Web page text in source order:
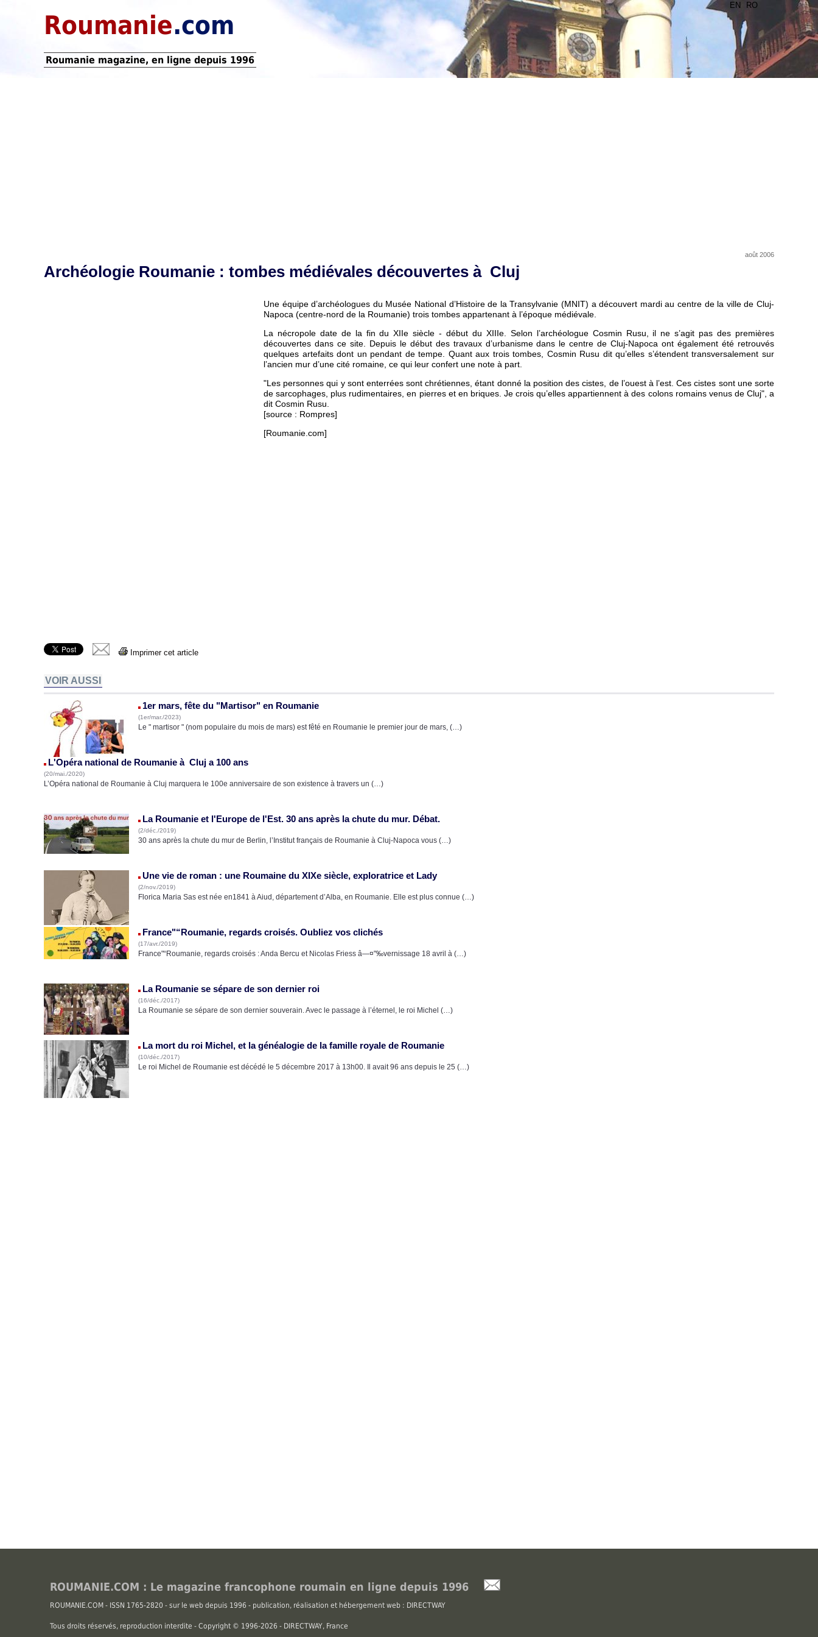
EN RO
Roumanie.com
Roumanie magazine, en ligne depuis 1996
août 2006
Archéologie Roumanie : tombes médiévales découvertes à Cluj
Une équipe d’archéologues du Musée National d’Histoire de la Transylvanie (MNIT) a découvert mardi au centre de la ville de Cluj-
Napoca (centre-nord de la Roumanie) trois tombes appartenant à l’époque médiévale.
La nécropole date de la fin du XIIe siècle - début du XIIIe. Selon l’archéologue Cosmin Rusu, il ne s’agit pas des premières
découvertes dans ce site. Depuis le début des travaux d’urbanisme dans le centre de Cluj-Napoca ont également été retrouvés
quelques artefaits dont un pendant de tempe. Quant aux trois tombes, Cosmin Rusu dit qu’elles s’étendent transversalement sur
l’ancien mur d’une cité romaine, ce qui leur confert une note à part.
"Les personnes qui y sont enterrées sont chrétiennes, étant donné la position des cistes, de l’ouest à l’est. Ces cistes sont une sorte
de sarcophages, plus rudimentaires, en pierres et en briques. Je crois qu’elles appartiennent à des colons romains venus de Cluj", a
dit Cosmin Rusu.
[source : Rompres]
[Roumanie.com]
Imprimer cet article
VOIR AUSSI
1er mars, fête du "Martisor" en Roumanie
(1er/mar./2023)
Le " martisor " (nom populaire du mois de mars) est fêté en Roumanie le premier jour de mars, (…)
L'Opéra national de Roumanie à Cluj a 100 ans
(20/mai./2020)
L’Opéra national de Roumanie à Cluj marquera le 100e anniversaire de son existence à travers un (…)
La Roumanie et l'Europe de l'Est. 30 ans après la chute du mur. Débat.
(2/déc./2019)
30 ans après la chute du mur de Berlin, l’Institut français de Roumanie à Cluj-Napoca vous (…)
Une vie de roman : une Roumaine du XIXe siècle, exploratrice et Lady
(2/nov./2019)
Florica Maria Sas est née en1841 à Aiud, département d’Alba, en Roumanie. Elle est plus connue (…)
France"“Roumanie, regards croisés. Oubliez vos clichés
(17/avr./2019)
France"“Roumanie, regards croisés : Anda Bercu et Nicolas Friess â—¤"‰vernissage 18 avril à (…)
La Roumanie se sépare de son dernier roi
(16/déc./2017)
La Roumanie se sépare de son dernier souverain. Avec le passage à l’éternel, le roi Michel (…)
La mort du roi Michel, et la généalogie de la famille royale de Roumanie
(10/déc./2017)
Le roi Michel de Roumanie est décédé le 5 décembre 2017 à 13h00. Il avait 96 ans depuis le 25 (…)
ROUMANIE.COM : Le magazine francophone roumain en ligne depuis 1996
ROUMANIE.COM - ISSN 1765-2820 - sur le web depuis 1996 - publication, réalisation et hébergement web : DIRECTWAY
Tous droits réservés, reproduction interdite - Copyright © 1996-2026 - DIRECTWAY, France